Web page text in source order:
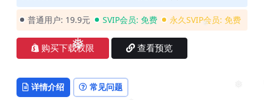
❅
普通用户: 19.9元 SVIP会员: 免费 永久SVIP会员: 免费
购买下载权限 查看预览
详情介绍 常见问题